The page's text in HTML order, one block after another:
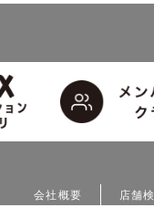
会社概要 店舗